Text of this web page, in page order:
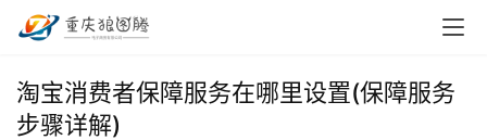
淘宝消费者保障服务在哪里设置(保障服务
步骤详解)